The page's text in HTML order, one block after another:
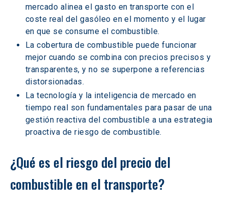
mercado alinea el gasto en transporte con el
coste real del gasóleo en el momento y el lugar
en que se consume el combustible.
La cobertura de combustible puede funcionar
mejor cuando se combina con precios precisos y
transparentes, y no se superpone a referencias
distorsionadas.
La tecnología y la inteligencia de mercado en
tiempo real son fundamentales para pasar de una
gestión reactiva del combustible a una estrategia
proactiva de riesgo de combustible.
¿Qué es el riesgo del precio del
combustible en el transporte?